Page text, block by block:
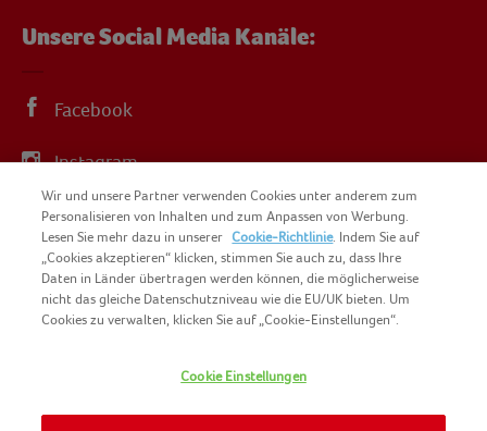
Unsere Social Media Kanäle:
Facebook
Instagram
YouTube
SITEMAP
KONTAKT
Wir und unsere Partner verwenden Cookies unter anderem zum
Personalisieren von Inhalten und zum Anpassen von Werbung.
Lesen Sie mehr dazu in unserer Cookie-Richtlinie. Indem Sie auf
„Cookies akzeptieren“ klicken, stimmen Sie auch zu, dass Ihre
Daten in Länder übertragen werden können, die möglicherweise
nicht das gleiche Datenschutzniveau wie die EU/UK bieten. Um
Cookies zu verwalten, klicken Sie auf „Cookie-Einstellungen“.
Cookie Einstellungen